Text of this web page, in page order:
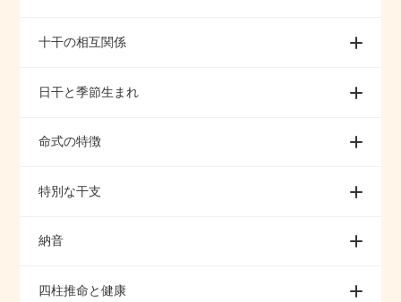
十干の相互関係
日干と季節生まれ
命式の特徴
特別な干支
納音
四柱推命と健康